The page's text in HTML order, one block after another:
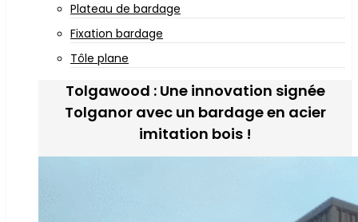
Plateau de bardage
Fixation bardage
Tôle plane
Tolgawood : Une innovation signée
Tolganor avec un bardage en acier
imitation bois !